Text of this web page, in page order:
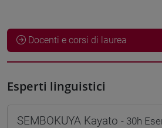
Docenti e corsi di laurea
Esperti linguistici
SEMBOKUYA Kayato - 30h